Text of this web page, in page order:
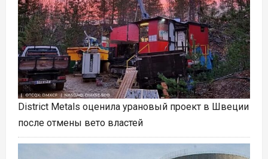
District Metals оценила урановый проект в Швеции
после отмены вето властей